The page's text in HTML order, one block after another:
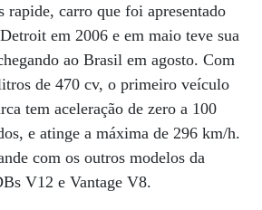
rapide, carro que foi apresentado
em 2006 e em maio teve sua
ao Brasil em agosto. Com
de 470 cv, o primeiro veículo
tem aceleração de zero a 100
e atinge a máxima de 296 km/h.
com os outros modelos da
V12 e Vantage V8.